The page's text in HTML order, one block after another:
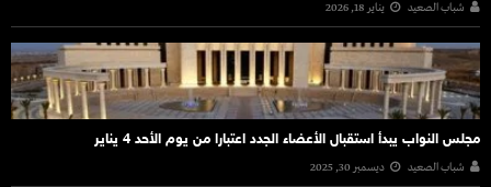
شباب الصعيد يناير 18, 2026
مجلس النواب يبدأ استقبال الأعضاء الجدد اعتبارا من يوم الأحد 4 يناير
شباب الصعيد ديسمبر 30, 2025